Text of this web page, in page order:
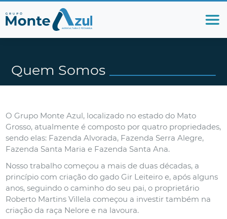
Quem Somos
O Grupo Monte Azul, localizado no estado do Mato
Grosso, atualmente é composto por quatro propriedades,
sendo elas: Fazenda Alvorada, Fazenda Serra Alegre,
Fazenda Santa Maria e Fazenda Santa Ana.
Nosso trabalho começou a mais de duas décadas, a
princípio com criação do gado Gir Leiteiro e, após alguns
anos, seguindo o caminho do seu pai, o proprietário
Roberto Martins Villela começou a investir também na
criação da raça Nelore e na lavoura.